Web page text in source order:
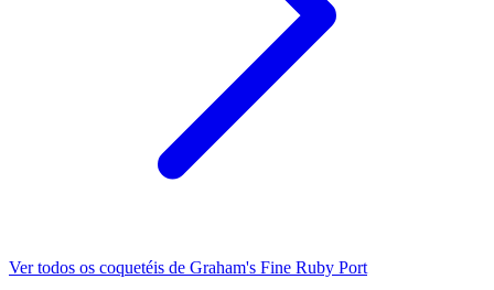
Ver todos os coquetéis de Graham's Fine Ruby Port